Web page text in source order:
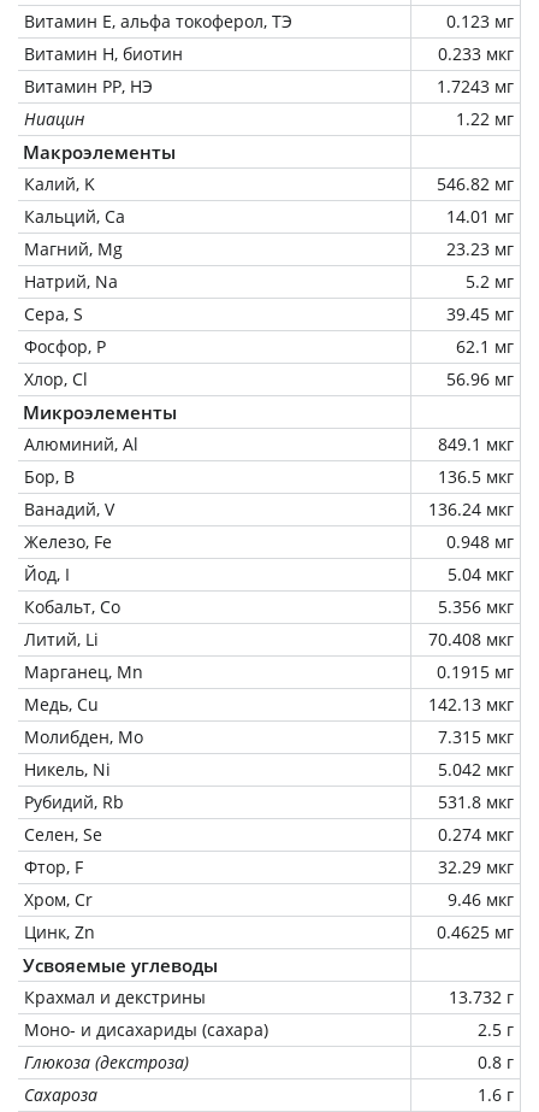
Витамин Е, альфа токоферол, ТЭ
0.123 мг
Витамин Н, биотин
0.233 мкг
Витамин РР, НЭ
1.7243 мг
Ниацин
1.22 мг
Макроэлементы
Калий, K
546.82 мг
Кальций, Ca
14.01 мг
Магний, Mg
23.23 мг
Натрий, Na
5.2 мг
Сера, S
39.45 мг
Фосфор, P
62.1 мг
Хлор, Cl
56.96 мг
Микроэлементы
Алюминий, Al
849.1 мкг
Бор, B
136.5 мкг
Ванадий, V
136.24 мкг
Железо, Fe
0.948 мг
Йод, I
5.04 мкг
Кобальт, Co
5.356 мкг
Литий, Li
70.408 мкг
Марганец, Mn
0.1915 мг
Медь, Cu
142.13 мкг
Молибден, Mo
7.315 мкг
Никель, Ni
5.042 мкг
Рубидий, Rb
531.8 мкг
Селен, Se
0.274 мкг
Фтор, F
32.29 мкг
Хром, Cr
9.46 мкг
Цинк, Zn
0.4625 мг
Усвояемые углеводы
Крахмал и декстрины
13.732 г
Моно- и дисахариды (сахара)
2.5 г
Глюкоза (декстроза)
0.8 г
Сахароза
1.6 г